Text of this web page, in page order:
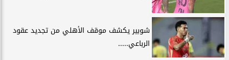
شوبير يكشف موقف الأهلي من تجديد عقود
الرباعي.....